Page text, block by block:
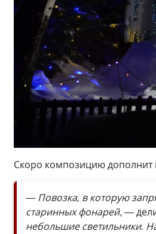
Скоро композицию дополнит
— Повозка, в которую
старинных фонарей, —
небольшие светильники.